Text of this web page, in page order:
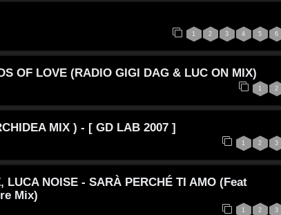
1 2 3 4 5 6
OF LOVE (RADIO GIGI DAG & LUC ON MIX)
1 2
MIX ) - [ GD LAB 2007 ]
1 2 3
LUCA NOISE - SARÀ PERCHÉ TI AMO (Feat
Mix)
1 2 3